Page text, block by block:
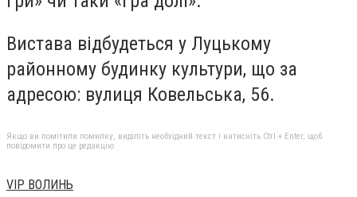
Вистава відбудеться у Луцькому
районному будинку культури, що за
адресою: вулиця Ковельська, 56.
Якщо ви помітили помилку, виділіть необхідний текст і натисніть Ctrl + Enter, щоб
повідомити про це редакцію
VIP ВОЛИНЬ